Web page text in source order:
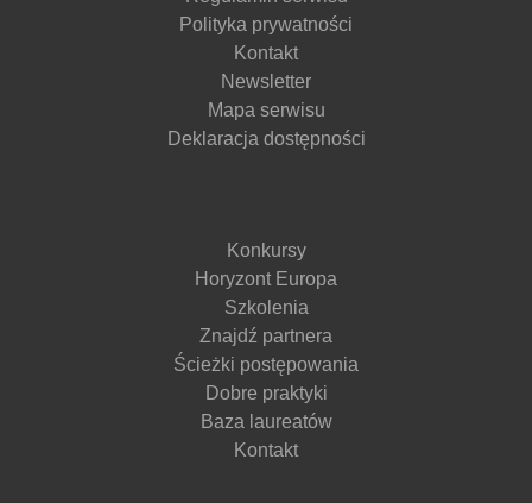
Polityka prywatności
Kontakt
Newsletter
Mapa serwisu
Deklaracja dostępności
Konkursy
Horyzont Europa
Szkolenia
Znajdź partnera
Ścieżki postępowania
Dobre praktyki
Baza laureatów
Kontakt